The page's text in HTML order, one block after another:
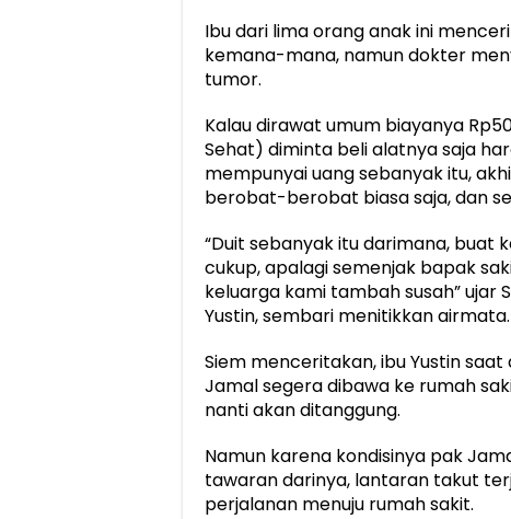
Ibu dari lima orang anak ini
kemana-mana, namun dokter
tumor.
Kalau dirawat umum biayanya
Sehat) diminta beli alatnya saja
mempunyai uang sebanyak itu,
berobat-berobat biasa saja, dan
“Duit sebanyak itu darimana, buat
cukup, apalagi semenjak bapak
keluarga kami tambah susah” ujar
Yustin, sembari menitikkan airmata.
Siem menceritakan, ibu Yustin
Jamal segera dibawa ke rumah
nanti akan ditanggung.
Namun karena kondisinya pak
tawaran darinya, lantaran takut
perjalanan menuju rumah sakit.